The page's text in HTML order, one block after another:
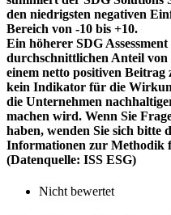
den niedrigsten negativen
Bereich von -10 bis +10.
Ein höherer SDG
durchschnittlichen Anteil
einem netto positiven Beitrag
kein Indikator für die
die Unternehmen
machen wird. Wenn Sie
haben, wenden Sie sich bitte
Informationen zur Methodik
(Datenquelle: ISS ESG)
Nicht bewertet